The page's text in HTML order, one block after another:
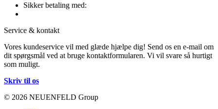
Sikker betaling med:
Service & kontakt
Vores kundeservice vil med glæde hjælpe dig! Send os en e-mail om
dit spørgsmål ved at bruge kontaktformularen. Vi vil svare så hurtigt
som muligt.
Skriv til os
© 2026 NEUENFELD Group